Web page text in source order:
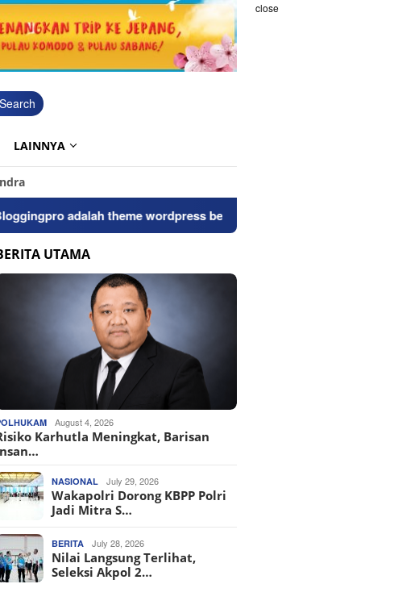
close
Search
LAINNYA
adalah theme wordpress bersih dan seo friendly, untuk
UTAMA
August 4, 2026
Karhutla Meningkat, Barisan
NASIONAL July 29, 2026
Wakapolri Dorong KBPP Polri
Jadi Mitra S…
BERITA July 28, 2026
Nilai Langsung Terlihat,
Seleksi Akpol 2…